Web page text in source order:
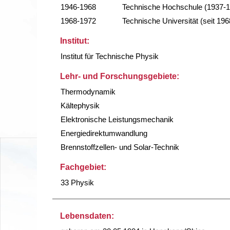
1946-1968
Technische Hochschule (1937-
1968-1972
Technische Universität (seit
Institut:
Institut für Technische Physik
Lehr- und Forschungsgebiete:
Thermodynamik
Kältephysik
Elektronische Leistungsmechanik
Energiedirektumwandlung
Brennstoffzellen- und Solar-Technik
Fachgebiet:
33 Physik
Lebensdaten: